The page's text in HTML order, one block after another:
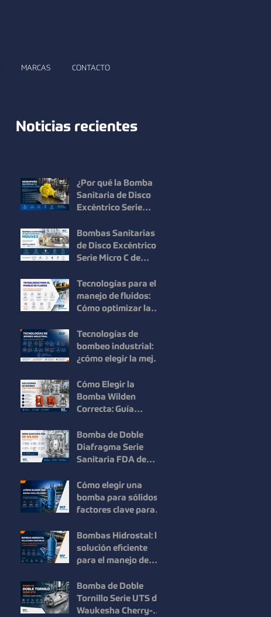
MARCAS CONTACTO
Noticias recientes
¿Por qué la Bomba
Sanitaria de Disco
Excéntrico Serie
ofrece un desempeño
superior?
Bombas Sanitarias
de Disco Excéntrico
Serie Micro C de
Higiene y Máxima
Recuperación del
Producto
Tecnologías para el
manejo de fluidos:
Cómo optimizar la
procesos
industriales
Tecnologías de
bombeo industrial:
¿cómo elegir la mejor
proceso?
Cómo Elegir la
Bomba Wilden
Correcta: Guía
Selección Inteligente
Bomba de Doble
Diafragma Serie
Sanitaria FDA de
Higiene y
Confiabilidad para
Procesos
Cómo elegir una
bomba para sólidos:
factores clave para
en procesos
industriales
Bombas Hidrostal: la
solución eficiente
para el manejo de
residuales
Bomba de Doble
Tornillo Serie UTS de
Waukesha Cherry-